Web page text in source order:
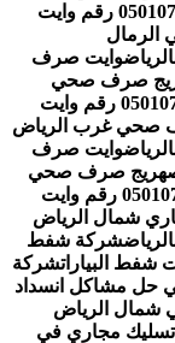
وايت شفط صرف صحي بالرياض 0501078510 رقم وايت
وايت صرف
وايت وصهريج صرف صحي
وايت صرف صحي شمال الرياض 0501078510 رقم وايت
صحي غرب الرياض
وايت صرف
رقم وايت وصهريج صرف صحي
وايت صرف صحي جنوب الرياض 0501078510 رقم وايت
شمال الرياض
شركة شفط
شركة
0501078510 الأفضل في حل مشاكل انسداد
الرياض
مجاري في